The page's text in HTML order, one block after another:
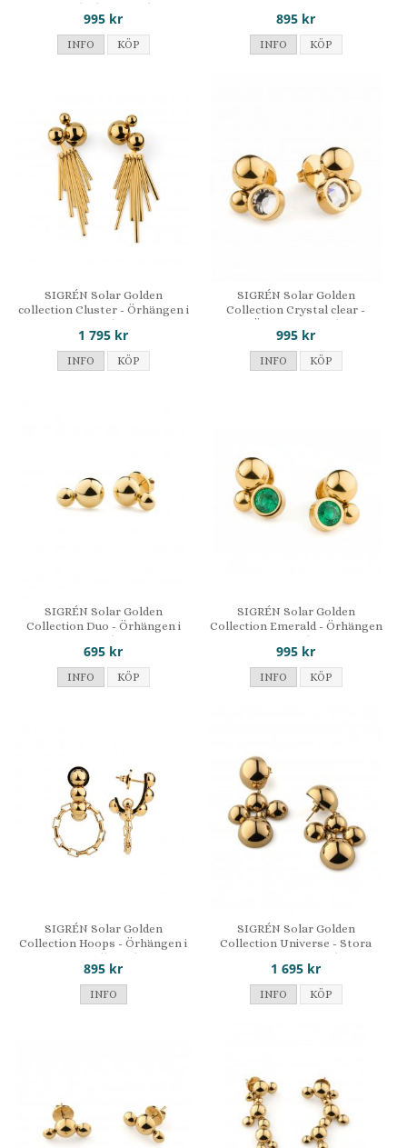
earclimbers i stål
995 kr
INFO KÖP
895 kr
INFO KÖP
SIGRÉN Solar Golden
collection Cluster - Örhängen i
stål
1 795 kr
INFO KÖP
SIGRÉN Solar Golden
Collection Crystal clear -
Örhängen i stål
995 kr
INFO KÖP
SIGRÉN Solar Golden
Collection Duo - Örhängen i
stål
695 kr
INFO KÖP
SIGRÉN Solar Golden
Collection Emerald - Örhängen
i stål
995 kr
INFO KÖP
SIGRÉN Solar Golden
Collection Hoops - Örhängen i
förgyllt stål
895 kr
INFO
SIGRÉN Solar Golden
Collection Universe - Stora
örhängen i stål
1 695 kr
INFO KÖP